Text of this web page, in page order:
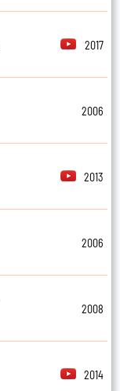
2017
2006
2013
2006
2008
2014